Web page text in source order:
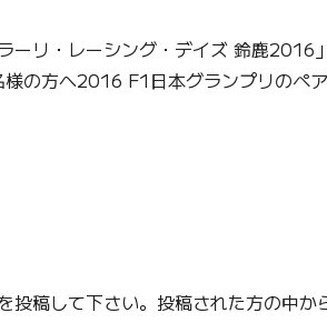
リ・レーシング・デイズ 鈴鹿2016
方へ2016 F1日本グランプリのペア
稿して下さい。投稿された方の中